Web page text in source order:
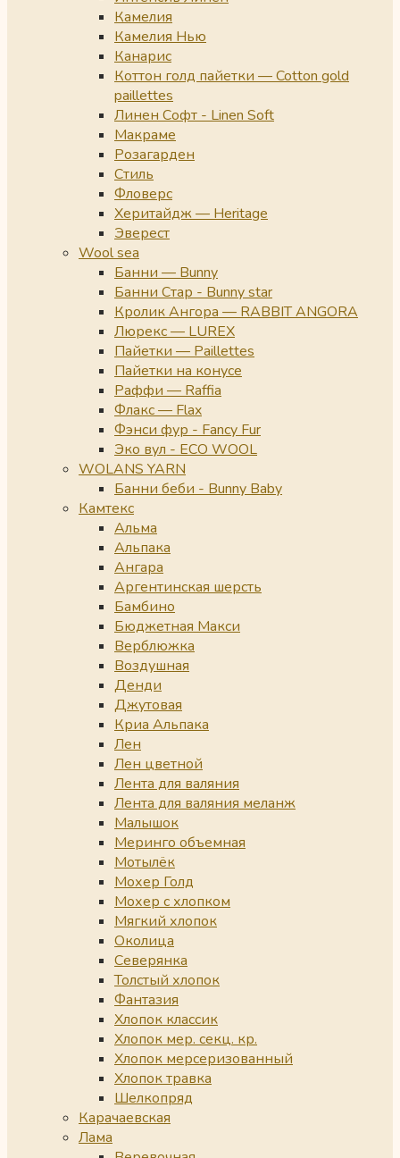
Камелия
Камелия Нью
Канарис
Коттон голд пайетки — Cotton gold
paillettes
Линен Софт - Linen Soft
Макраме
Розагарден
Стиль
Фловерс
Херитайдж — Heritage
Эверест
Wool sea
Банни — Bunny
Банни Стар - Bunny star
Кролик Ангора — RABBIT ANGORA
Люрекс — LUREX
Пайетки — Paillettes
Пайетки на конусе
Раффи — Raffia
Флакс — Flax
Фэнси фур - Fancy Fur
Эко вул - ECO WOOL
WOLANS YARN
Банни беби - Bunny Baby
Камтекс
Альма
Альпака
Ангара
Аргентинская шерсть
Бамбино
Бюджетная Макси
Верблюжка
Воздушная
Денди
Джутовая
Криа Альпака
Лен
Лен цветной
Лента для валяния
Лента для валяния меланж
Малышок
Меринго объемная
Мотылёк
Мохер Голд
Мохер с хлопком
Мягкий хлопок
Околица
Северянка
Толстый хлопок
Фантазия
Хлопок классик
Хлопок мер. секц. кр.
Хлопок мерсеризованный
Хлопок травка
Шелкопряд
Карачаевская
Лама